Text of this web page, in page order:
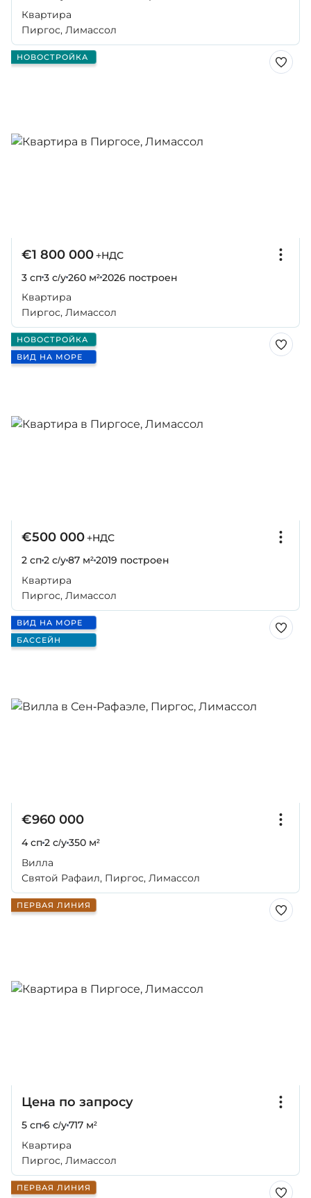
Квартира
Пиргос, Лимассол
НОВОСТРОЙКА
€1 800 000+НДС
3 сп3 с/у260 м²2026 построен
Квартира
Пиргос, Лимассол
НОВОСТРОЙКА
ВИД НА МОРЕ
€500 000+НДС
2 сп2 с/у87 м²2019 построен
Квартира
Пиргос, Лимассол
ВИД НА МОРЕ
БАССЕЙН
€960 000
4 сп2 с/у350 м²
Вилла
Святой Рафаил, Пиргос, Лимассол
ПЕРВАЯ ЛИНИЯ
Цена по запросу
5 сп6 с/у717 м²
Квартира
Пиргос, Лимассол
ПЕРВАЯ ЛИНИЯ